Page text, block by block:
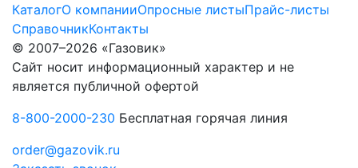
КаталогО компанииОпросные листыПрайс-листы
СправочникКонтакты
© 2007–2026 «Газовик»
Сайт носит информационный характер и не
является публичной офертой
8-800-2000-230 Бесплатная горячая линия
order@gazovik.ru